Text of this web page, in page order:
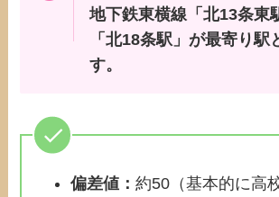
地下鉄東横線「北13条東
「北18条駅」が最寄り駅
す。
偏差値：約50（基本的に高